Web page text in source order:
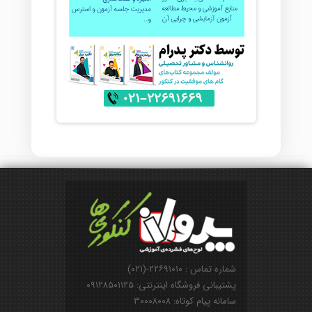
شماره تماس : ۲۲۶۹۱۰۱۰-(۰۲۱)
پشتیبانی فروشگاه اینترنتی: ۰۹۱۲۸۵۰۱۱۲۵
سامانه پیام کوتاه: ۳۰۰۰۸۰۰۸